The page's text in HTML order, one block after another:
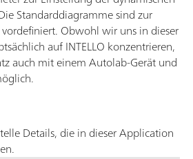
Standarddiagramme sind zur
Obwohl wir uns in dieser
auf INTELLO konzentrieren,
auch mit einem Autolab-Gerät und
Details, die in dieser Application